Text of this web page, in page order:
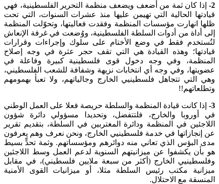
2-
إذا كان ثمة من أضعف ويضعف منظمة التحرير الفلسطينية، فهي
قيادتها الحالية التي تهيمن عليها منذ عشرات السنوات، التي تحت
ظلها انهارت مؤسسات المنظمة وفقدت فعاليتها، وتحوّلت المنظمة
إلى أداة من أدوات السلطة الفلسطينية، ووُضعت في غرفة الإنعاش
لتُستخدم فقط في وضع الأختام على سلوك وإجراءات وقرارات
قيادتها؛ وهذه القيادة هي التي تقف حجر عثرة في وجه إصلاح
المنظمة، وفي وجه دخول قوى فلسطينية كبيرة وفاعلة في
عضويتها، وفي وجه أي انتخابات نزيهة وشفافة للشعب الفلسطيني،
وهي التي تتجاهل فلسطينيي الخارج وجالياتهم، ولا تعبأ بهمومهم
وتطلعاتهم!!
3-
إذا كانت قيادة المنظمة والسلطة حريصة فعلا على العمل الوطني
في أوروبا والخارج، فلتتفضل، وتحديدا مسؤولي دائرة شؤون
اللاجئين في المنظمة ودائرة المغتربين في السلطة، بتقديم تقرير
عن إنجازاتها في خدمة فلسطينيي الخارج، ونحن نعرف وهم يعرفون
مدى البؤس الذي تعاني منه دوائرهم ومؤسساتهم. وثمة تحدٍّ بسيط
هو بأن يكشفوا عن ميزانيتهم السنوية لدعم العمل وسط اللاجئين
وفلسطينيي الخارج (أكثر من سبعة ملايين فلسطيني)، في مقابل
ميزانية مكتب رئيس السلطة مثلا، أو ميزانيات القوى الأمنية
المنسقة مع الاحتلال.